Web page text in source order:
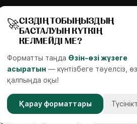
Беларусь
Қазақстан
English
ДЛЯ
уроков
🚀СІЗДІҢ ТОБЫҢЫЗДЫҢ
БАСТАЛУЫН КҮТКІҢ
КЕЛМЕЙДІ МЕ?
Форматты таңда Өзін-өзі жүзеге
асыратын — күнтізбеге тәуелсіз, өз
қалпыңда оқы!
Қарау форматтары